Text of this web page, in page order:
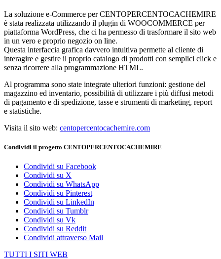
La soluzione e-Commerce per CENTOPERCENTOCACHEMIRE
è stata realizzata utilizzando il plugin di WOOCOMMERCE per
piattaforma WordPress, che ci ha permesso di trasformare il sito web
in un vero e proprio negozio on line.
Questa interfaccia grafica davvero intuitiva permette al cliente di
interagire e gestire il proprio catalogo di prodotti con semplici click e
senza ricorrere alla programmazione HTML.
Al programma sono state integrate ulteriori funzioni: gestione del
magazzino ed inventario, possibilità di utilizzare i più diffusi metodi
di pagamento e di spedizione, tasse e strumenti di marketing, report
e statistiche.
Visita il sito web: centopercentocachemire.com
Condividi il progetto CENTOPERCENTOCACHEMIRE
Condividi su Facebook
Condividi su X
Condividi su WhatsApp
Condividi su Pinterest
Condividi su LinkedIn
Condividi su Tumblr
Condividi su Vk
Condividi su Reddit
Condividi attraverso Mail
TUTTI I SITI WEB